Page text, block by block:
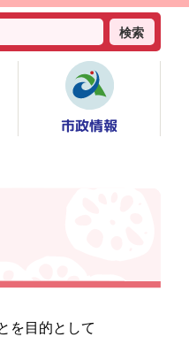
検索
市政情報
を目的として